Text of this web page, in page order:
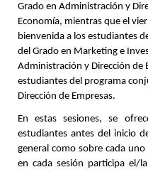
Grado en Administración y
Economía, mientras que el
bienvenida a los estudiantes
del Grado en Marketing e
Administración y Dirección de
estudiantes del programa
Dirección de Empresas.
En estas sesiones, se
estudiantes antes del inicio
general como sobre cada
en cada sesión participa el/